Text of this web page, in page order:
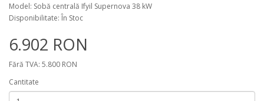
Model: Sobă centrală Ifyil Supernova 38 kW
Disponibilitate: În Stoc
6.902 RON
Fără TVA: 5.800 RON
Cantitate